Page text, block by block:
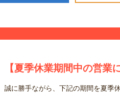
【夏季休業期間中の営業
誠に勝手ながら、下記の期間を夏季